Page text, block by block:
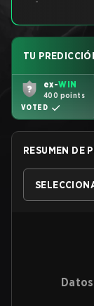
TU
ex-WIN
400 points
VOTED
RESUMEN DE